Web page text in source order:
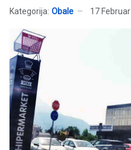
Kategorija: Obale 17